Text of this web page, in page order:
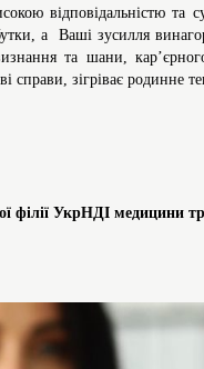
відповідальністю та
а Ваші зусилля
та шани,
справи, зігріває родинне
філії УкрНДІ медицини